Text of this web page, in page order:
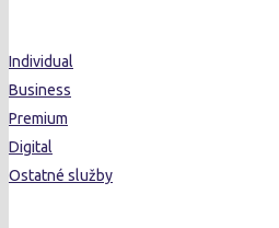
Individual
Business
Premium
Digital
Ostatné služby